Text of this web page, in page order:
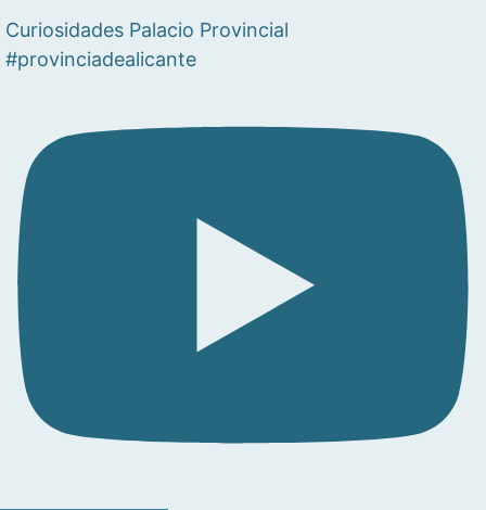
Curiosidades Palacio Provincial
#provinciadealicante